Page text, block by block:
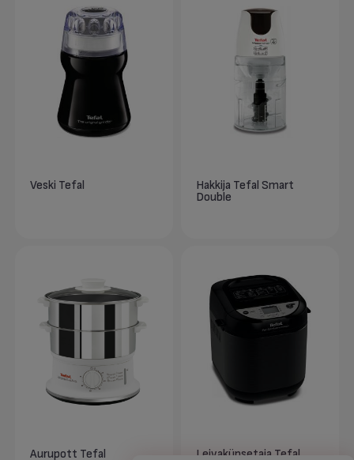
Veski Tefal
Hakkija Tefal Smart
Double
Aurupott Tefal
Leivaküpsetaja Tefal